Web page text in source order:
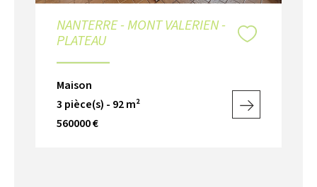
NANTERRE - MONT VALERIEN -
PLATEAU
Maison
3 pièce(s) - 92 m²
560000 €